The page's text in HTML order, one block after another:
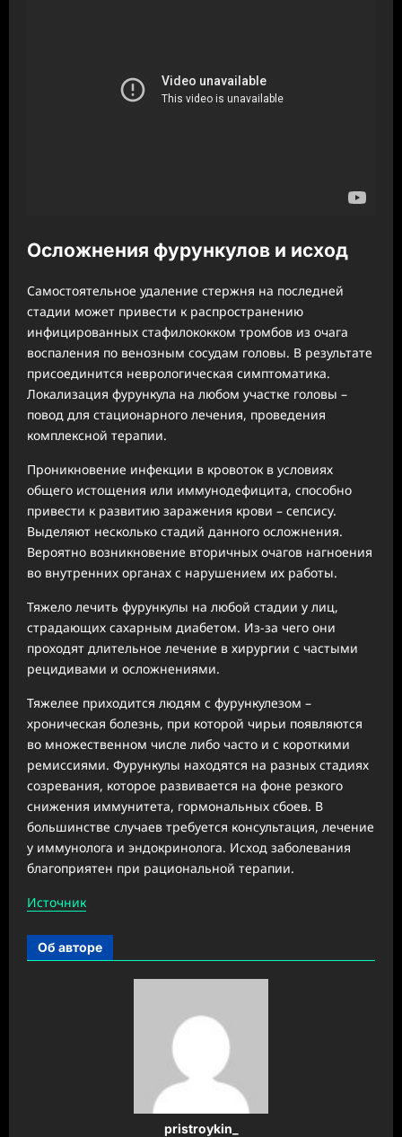
Осложнения фурункулов и исход
Самостоятельное удаление стержня на последней
стадии может привести к распространению
инфицированных стафилококком тромбов из очага
воспаления по венозным сосудам головы. В результате
присоединится неврологическая симптоматика.
Локализация фурункула на любом участке головы –
повод для стационарного лечения, проведения
комплексной терапии.
Проникновение инфекции в кровоток в условиях
общего истощения или иммунодефицита, способно
привести к развитию заражения крови – сепсису.
Выделяют несколько стадий данного осложнения.
Вероятно возникновение вторичных очагов нагноения
во внутренних органах с нарушением их работы.
Тяжело лечить фурункулы на любой стадии у лиц,
страдающих сахарным диабетом. Из-за чего они
проходят длительное лечение в хирургии с частыми
рецидивами и осложнениями.
Тяжелее приходится людям с фурункулезом –
хроническая болезнь, при которой чирьи появляются
во множественном числе либо часто и с короткими
ремиссиями. Фурункулы находятся на разных стадиях
созревания, которое развивается на фоне резкого
снижения иммунитета, гормональных сбоев. В
большинстве случаев требуется консультация, лечение
у иммунолога и эндокринолога. Исход заболевания
благоприятен при рациональной терапии.
Источник
Об авторе
pristroykin_